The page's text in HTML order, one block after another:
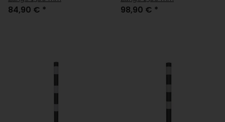
84,90 € * 98,90 € *